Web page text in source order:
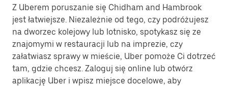
Z Uberem poruszanie się Chidham and Hambrook
jest łatwiejsze. Niezależnie od tego, czy podróżujesz
na dworzec kolejowy lub lotnisko, spotykasz się ze
znajomymi w restauracji lub na imprezie, czy
załatwiasz sprawy w mieście, Uber pomoże Ci dotrzeć
tam, gdzie chcesz. Zaloguj się online lub otwórz
aplikację Uber i wpisz miejsce docelowe, aby